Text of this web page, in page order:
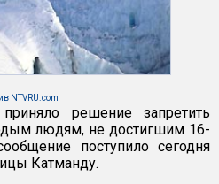
NTVRU.com
решение запретить
людям, не достигшим 16-
поступило сегодня
Катманду.